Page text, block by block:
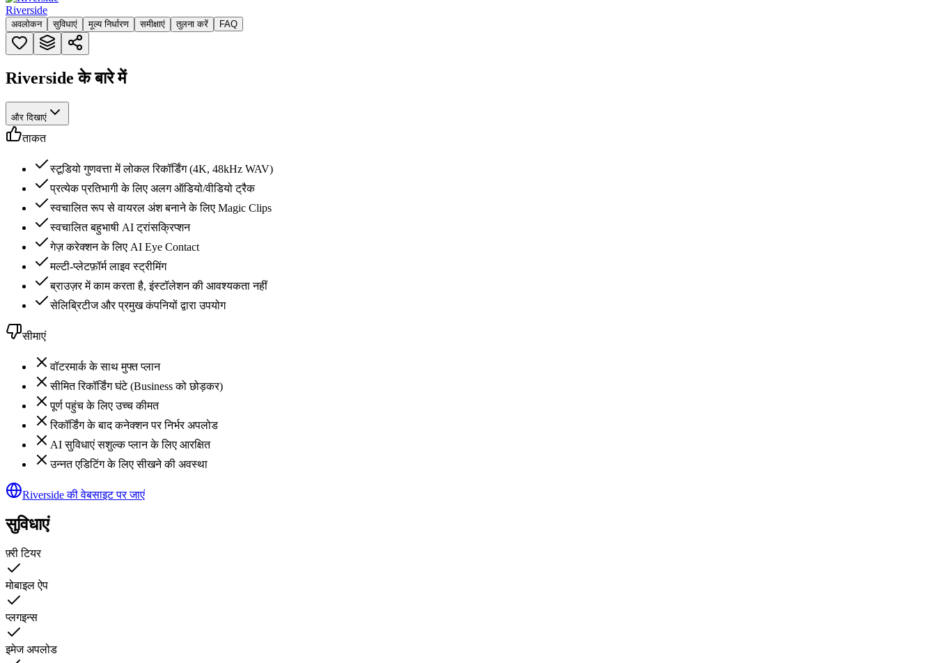
Riverside
अवलोकन सुविधाएं मूल्य निर्धारण समीक्षाएं तुलना करें FAQ
Riverside के बारे में
और दिखाएं
ताकत
स्टूडियो गुणवत्ता में लोकल रिकॉर्डिंग (4K, 48kHz WAV)
प्रत्येक प्रतिभागी के लिए अलग ऑडियो/वीडियो ट्रैक
स्वचालित रूप से वायरल अंश बनाने के लिए Magic Clips
स्वचालित बहुभाषी AI ट्रांसक्रिप्शन
गेज़ करेक्शन के लिए AI Eye Contact
मल्टी-प्लेटफ़ॉर्म लाइव स्ट्रीमिंग
ब्राउज़र में काम करता है, इंस्टॉलेशन की आवश्यकता नहीं
सेलिब्रिटीज और प्रमुख कंपनियों द्वारा उपयोग
सीमाएं
वॉटरमार्क के साथ मुफ्त प्लान
सीमित रिकॉर्डिंग घंटे (Business को छोड़कर)
पूर्ण पहुंच के लिए उच्च कीमत
रिकॉर्डिंग के बाद कनेक्शन पर निर्भर अपलोड
AI सुविधाएं सशुल्क प्लान के लिए आरक्षित
उन्नत एडिटिंग के लिए सीखने की अवस्था
Riverside की वेबसाइट पर जाएं
सुविधाएं
फ़्री टियर
मोबाइल ऐप
प्लगइन्स
इमेज अपलोड